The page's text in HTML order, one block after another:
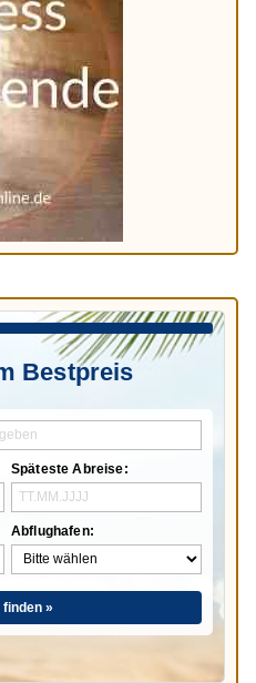
Bestpreis
Späteste Abreise:
Abflughafen:
»